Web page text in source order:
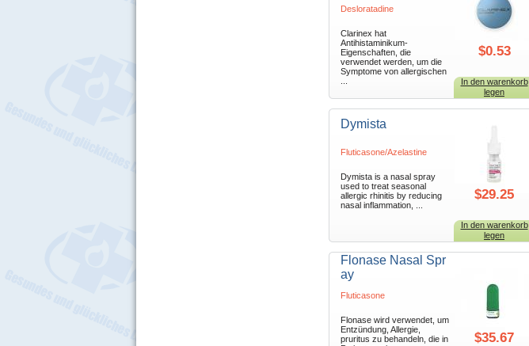
Desloratadine
Clarinex hat
Antihistaminikum-
Eigenschaften, die
verwendet werden, um die
Symptome von allergischen
$0.53
In den warenkorb
legen
Dymista
Fluticasone/Azelastine
Dymista is a nasal spray
used to treat seasonal
allergic rhinitis by reducing
nasal inflammation, ...
$29.25
In den warenkorb
legen
Flonase Nasal Spr
ay
Fluticasone
Flonase wird verwendet, um
Entzündung, Allergie,
pruritus zu behandeln, die in
$35.67